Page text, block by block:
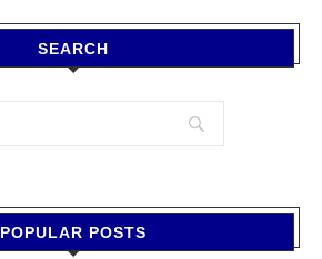
SEARCH
POPULAR POSTS